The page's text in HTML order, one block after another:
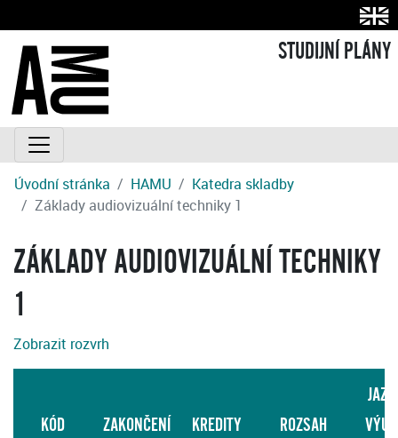
STUDIJNÍ PLÁNY
Úvodní stránka HAMU
Katedra skladby
Základy audiovizuální techniky 1
ZÁKLADY AUDIOVIZUÁLNÍ TECHNIKY
1
Zobrazit rozvrh
KÓD ZAKONČENÍ KREDITY ROZSAH